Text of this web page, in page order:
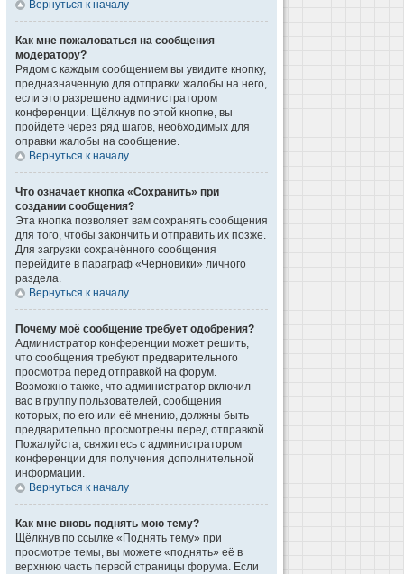
Вернуться к началу
Как мне пожаловаться на сообщения
модератору?
Рядом с каждым сообщением вы увидите кнопку,
предназначенную для отправки жалобы на него,
если это разрешено администратором
конференции. Щёлкнув по этой кнопке, вы
пройдёте через ряд шагов, необходимых для
оправки жалобы на сообщение.
Вернуться к началу
Что означает кнопка «Сохранить» при
создании сообщения?
Эта кнопка позволяет вам сохранять сообщения
для того, чтобы закончить и отправить их позже.
Для загрузки сохранённого сообщения
перейдите в параграф «Черновики» личного
раздела.
Вернуться к началу
Почему моё сообщение требует одобрения?
Администратор конференции может решить,
что сообщения требуют предварительного
просмотра перед отправкой на форум.
Возможно также, что администратор включил
вас в группу пользователей, сообщения
которых, по его или её мнению, должны быть
предварительно просмотрены перед отправкой.
Пожалуйста, свяжитесь с администратором
конференции для получения дополнительной
информации.
Вернуться к началу
Как мне вновь поднять мою тему?
Щёлкнув по ссылке «Поднять тему» при
просмотре темы, вы можете «поднять» её в
верхнюю часть первой страницы форума. Если